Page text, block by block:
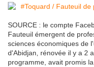
SOURCE : le compte
Fauteuil émergent de
sciences économiques de
d'Abidjan, rénovée il y a 2
programme, avait promis